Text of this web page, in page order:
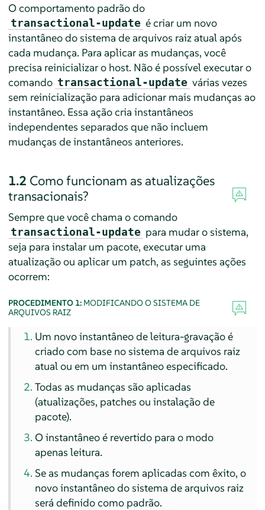
O comportamento padrão do
transactional-update é criar um novo
instantâneo do sistema de arquivos raiz atual após
cada mudança. Para aplicar as mudanças, você
precisa reinicializar o host. Não é possível executar o
comando transactional-update várias vezes
sem reinicialização para adicionar mais mudanças ao
instantâneo. Essa ação cria instantâneos
independentes separados que não incluem
mudanças de instantâneos anteriores.
1.2 Como funcionam as atualizações
transacionais?
Sempre que você chama o comando
transactional-update para mudar o sistema,
seja para instalar um pacote, executar uma
atualização ou aplicar um patch, as seguintes ações
ocorrem:
PROCEDIMENTO 1: MODIFICANDO O SISTEMA DE
ARQUIVOS RAIZ
Um novo instantâneo de leitura-gravação é
criado com base no sistema de arquivos raiz
atual ou em um instantâneo especificado.
Todas as mudanças são aplicadas
(atualizações, patches ou instalação de
pacote).
O instantâneo é revertido para o modo
apenas leitura.
Se as mudanças forem aplicadas com êxito, o
novo instantâneo do sistema de arquivos raiz
será definido como padrão.